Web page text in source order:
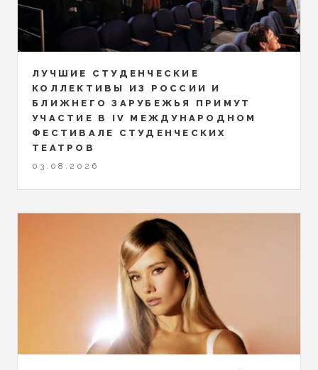
ЛУЧШИЕ СТУДЕНЧЕСКИЕ
КОЛЛЕКТИВЫ ИЗ РОССИИ И
БЛИЖНЕГО ЗАРУБЕЖЬЯ ПРИМУТ
УЧАСТИЕ В IV МЕЖДУНАРОДНОМ
ФЕСТИВАЛЕ СТУДЕНЧЕСКИХ
ТЕАТРОВ
03.08.2026